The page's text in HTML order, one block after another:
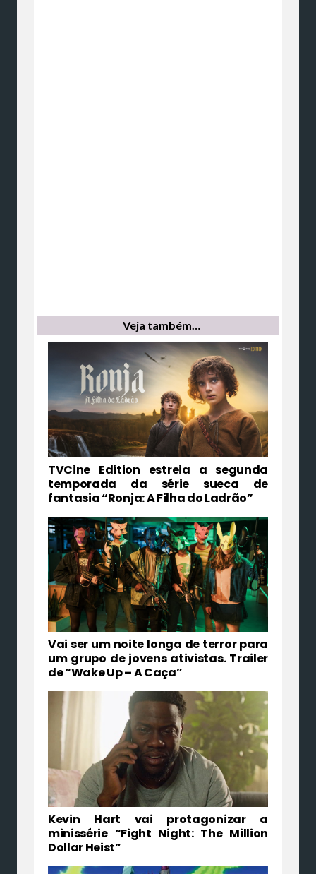
Veja também…
TVCine Edition estreia a segunda
temporada da série sueca de
fantasia “Ronja: A Filha do Ladrão”
Vai ser um noite longa de terror para
um grupo de jovens ativistas. Trailer
de “Wake Up – A Caça”
Kevin Hart vai protagonizar a
minissérie “Fight Night: The Million
Dollar Heist”